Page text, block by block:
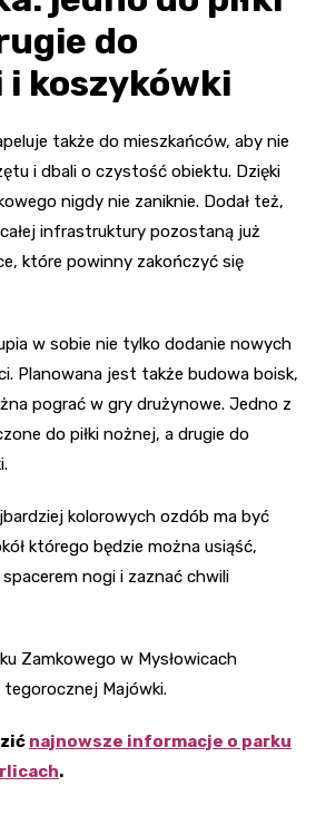
do
koszykówki
także do mieszkańców, aby nie
i dbali o czystość obiektu. Dzięki
nigdy nie zaniknie. Dodał też,
infrastruktury pozostaną już
które powinny zakończyć się
w sobie nie tylko dodanie nowych
Planowana jest także budowa boisk,
pograć w gry drużynowe. Jedno z
do piłki nożnej, a drugie do
kolorowych ozdób ma być
którego będzie można usiąść,
nogi i zaznać chwili
Zamkowego w Mysłowicach
Majówki.
najnowsze informacje o parku
.